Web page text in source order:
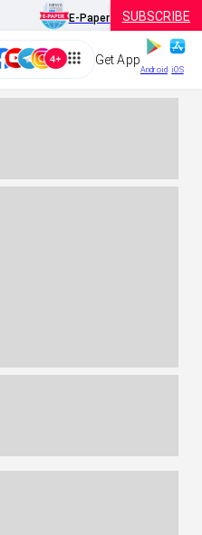
E-Paper SUBSCRIBE
Get App
Android iOS